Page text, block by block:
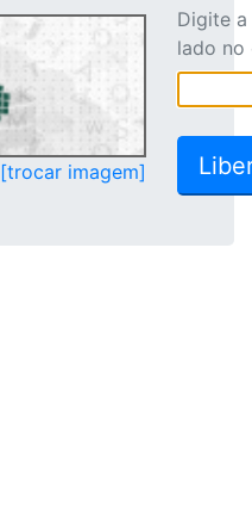
[trocar imagem]
Digite
lado no